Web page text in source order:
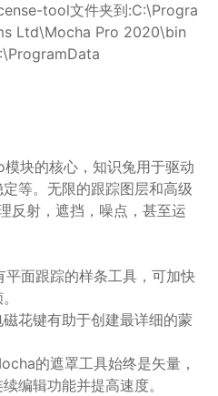
tool文件夹到:C:\Progra
Ltd\Mocha Pro 2020\bin
块的核心，知识兔用于驱动
等。无限的跟踪图层和高级
反射，遮挡，噪点，甚至运
面跟踪的样条工具，可加快
花键有助于创建最详细的蒙
的遮罩工具始终是矢量，
编辑功能并提高速度。